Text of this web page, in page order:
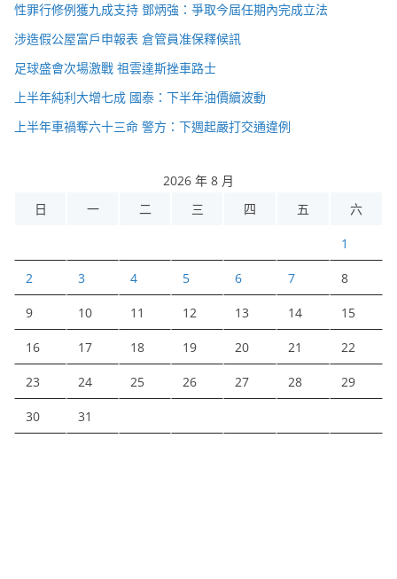
性罪行修例獲九成支持 鄧炳強：爭取今屆任期內完成立法
涉造假公屋富戶申報表 倉管員准保釋候訊
足球盛會次場激戰 祖雲達斯挫車路士
上半年純利大增七成 國泰：下半年油價續波動
上半年車禍奪六十三命 警方：下週起嚴打交通違例
2026 年 8 月
日
一 二 三 四 五 六
1
2 3 4 5 6 7 8
9 10 11 12 13 14 15
16 17 18 19 20 21 22
23 24 25 26 27 28 29
30 31